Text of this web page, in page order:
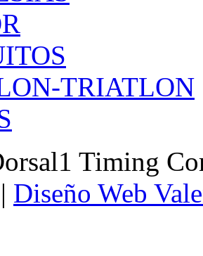
TRIATLON
Timing
| Diseño Web